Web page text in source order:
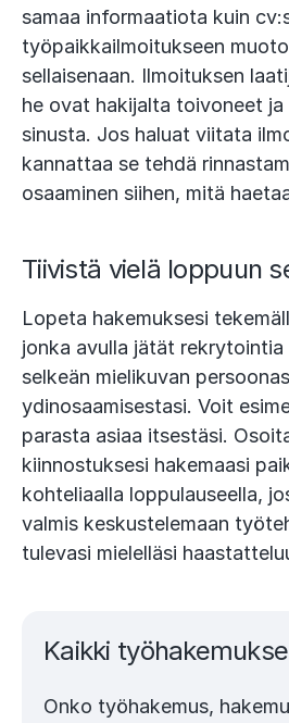
samaa informaatiota kuin
työpaikkailmoitukseen
sellaisenaan. Ilmoituksen
he ovat hakijalta toivoneet ja
sinusta. Jos haluat viitata
kannattaa se tehdä
osaaminen siihen, mitä
Tiivistä vielä loppuun
Lopeta hakemuksesi
jonka avulla jätät
selkeän mielikuvan
ydinosaamisestasi. Voit
parasta asiaa itsestäsi.
kiinnostuksesi hakemaasi
kohteliaalla loppulauseella,
valmis keskustelemaan
tulevasi mielelläsi
Kaikki
Onko työhakemus,